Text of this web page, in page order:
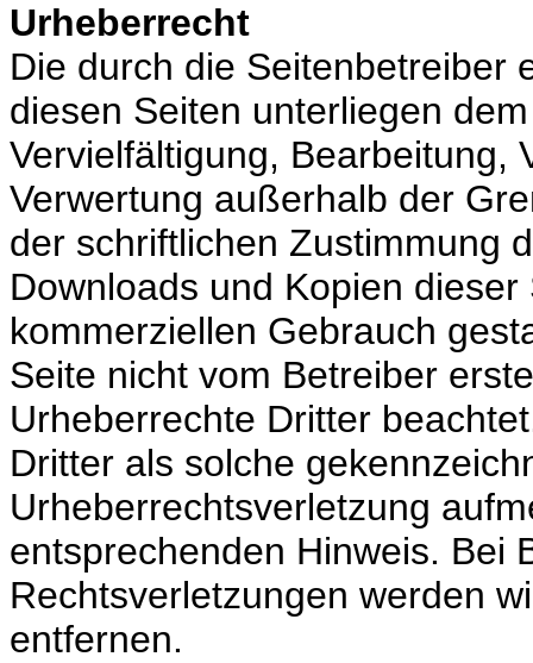
Urheberrecht
Die durch die Seitenbetreiber
diesen Seiten unterliegen
Vervielfältigung, Bearbeitung,
Verwertung außerhalb der
der schriftlichen Zustimmung
Downloads und Kopien
kommerziellen Gebrauch
Seite nicht vom Betreiber
Urheberrechte Dritter
Dritter als solche
Urheberrechtsverletzung
entsprechenden Hinweis. Bei
Rechtsverletzungen werden
entfernen.